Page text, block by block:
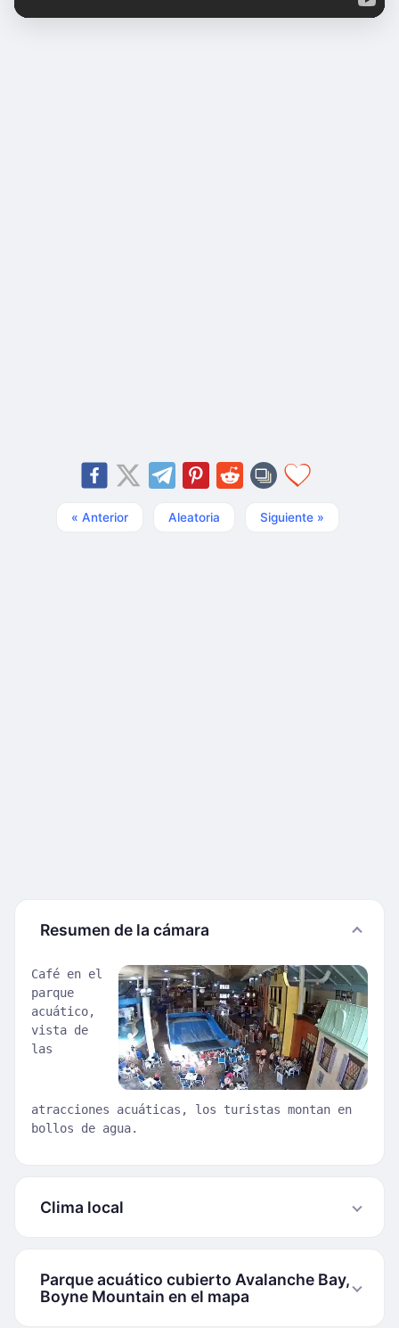
« Anterior Aleatoria Siguiente »
Resumen de la cámara
Café en el
parque
acuático,
vista de
las
atracciones acuáticas, los turistas montan en
bollos de agua.
Clima local
Parque acuático cubierto Avalanche Bay,
Boyne Mountain en el mapa